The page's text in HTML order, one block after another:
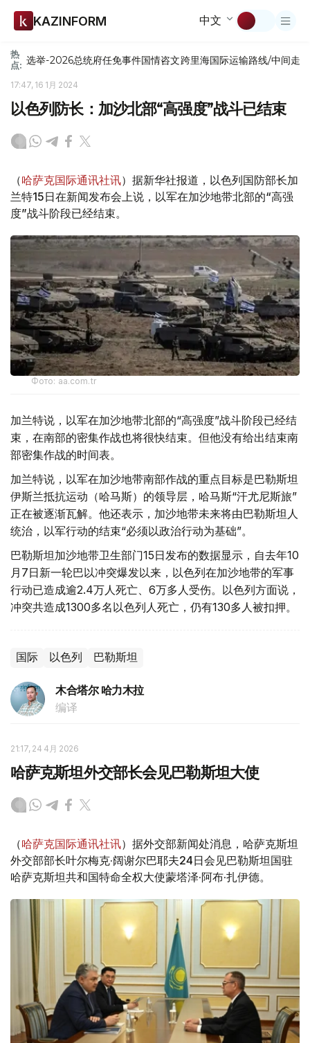
KAZINFORM 中文
热
点: 选举-2026总统府任免事件国情咨文跨里海国际运输路线/中间走廊
17:47, 16 1月 2024
以色列防长：加沙北部“高强度”战斗已结束
（哈萨克国际通讯社讯）据新华社报道，以色列国防部长加
兰特15日在新闻发布会上说，以军在加沙地带北部的“高强
度”战斗阶段已经结束。
Фото: aa.com.tr
加兰特说，以军在加沙地带北部的“高强度”战斗阶段已经结
束，在南部的密集作战也将很快结束。但他没有给出结束南
部密集作战的时间表。
加兰特说，以军在加沙地带南部作战的重点目标是巴勒斯坦
伊斯兰抵抗运动（哈马斯）的领导层，哈马斯“汗尤尼斯旅”
正在被逐渐瓦解。他还表示，加沙地带未来将由巴勒斯坦人
统治，以军行动的结束“必须以政治行动为基础”。
巴勒斯坦加沙地带卫生部门15日发布的数据显示，自去年10
月7日新一轮巴以冲突爆发以来，以色列在加沙地带的军事
行动已造成逾2.4万人死亡、6万多人受伤。以色列方面说，
冲突共造成1300多名以色列人死亡，仍有130多人被扣押。
国际 以色列 巴勒斯坦
木合塔尔 哈力木拉
编译
21:17, 24 4月 2026
哈萨克斯坦外交部长会见巴勒斯坦大使
（哈萨克国际通讯社讯）据外交部新闻处消息，哈萨克斯坦
外交部部长叶尔梅克·阔谢尔巴耶夫24日会见巴勒斯坦国驻
哈萨克斯坦共和国特命全权大使蒙塔泽·阿布·扎伊德。